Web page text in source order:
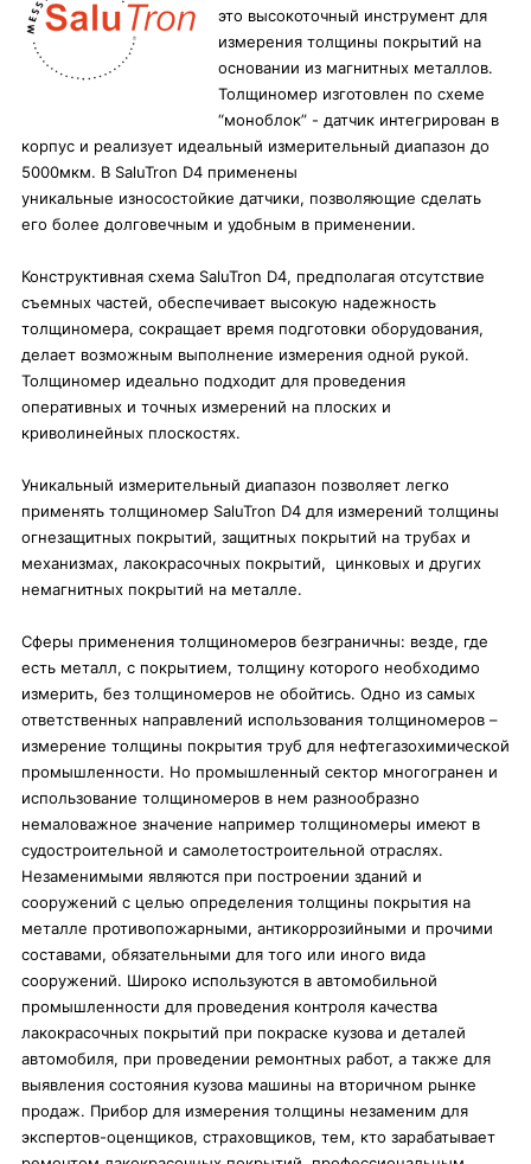
это высокоточный инструмент для
измерения толщины покрытий на
основании из магнитных металлов.
Толщиномер изготовлен по схеме
“моноблок” - датчик интегрирован в
корпус и реализует идеальный измерительный диапазон до
5000мкм. В SaluTron D4 применены
уникальные износостойкие датчики, позволяющие сделать
его более долговечным и удобным в применении.
Конструктивная схема SaluTron D4, предполагая отсутствие
съемных частей, обеспечивает высокую надежность
толщиномера, сокращает время подготовки оборудования,
делает возможным выполнение измерения одной рукой.
Толщиномер идеально подходит для проведения
оперативных и точных измерений на плоских и
криволинейных плоскостях.
Уникальный измерительный диапазон позволяет легко
применять толщиномер SaluTron D4 для измерений толщины
огнезащитных покрытий, защитных покрытий на трубах и
механизмах, лакокрасочных покрытий, цинковых и других
немагнитных покрытий на металле.
Сферы применения толщиномеров безграничны: везде, где
есть металл, с покрытием, толщину которого необходимо
измерить, без толщиномеров не обойтись. Одно из самых
ответственных направлений использования толщиномеров –
измерение толщины покрытия труб для нефтегазохимической
промышленности. Но промышленный сектор многогранен и
использование толщиномеров в нем разнообразно
немаловажное значение например толщиномеры имеют в
судостроительной и самолетостроительной отраслях.
Незаменимыми являются при построении зданий и
сооружений с целью определения толщины покрытия на
металле противопожарными, антикоррозийными и прочими
составами, обязательными для того или иного вида
сооружений. Широко используются в автомобильной
промышленности для проведения контроля качества
лакокрасочных покрытий при покраске кузова и деталей
автомобиля, при проведении ремонтных работ, а также для
выявления состояния кузова машины на вторичном рынке
продаж. Прибор для измерения толщины незаменим для
экспертов-оценщиков, страховщиков, тем, кто зарабатывает